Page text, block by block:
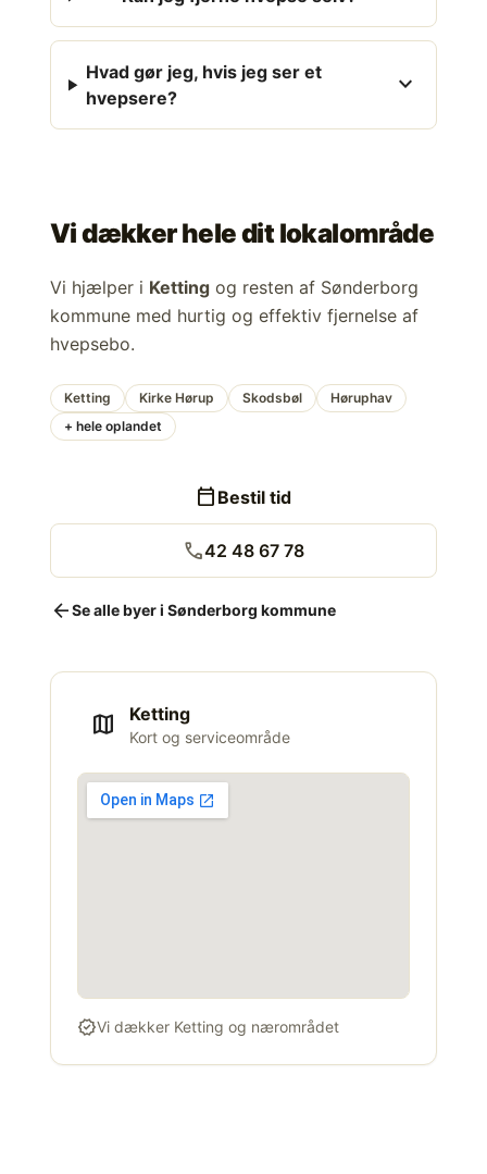
Hvad gør jeg, hvis jeg ser et
hvepsere?
expand_more
Vi dækker hele dit lokalområde
Vi hjælper i Ketting og resten af Sønderborg
kommune med hurtig og effektiv fjernelse af
hvepsebo.
Ketting Kirke Hørup Skodsbøl
Høruphav
+ hele oplandet
calendar_today Bestil tid
call42 48 67 78
arrow_backSe alle byer i Sønderborg kommune
map Ketting
Kort og serviceområde
verifiedVi dækker Ketting og nærområdet